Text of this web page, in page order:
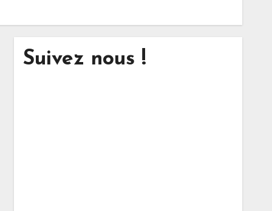
Suivez nous !